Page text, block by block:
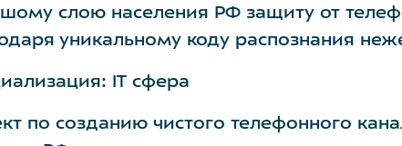
слою населения РФ защиту от
уникальному коду распознания
IT сфера
по созданию чистого телефонного